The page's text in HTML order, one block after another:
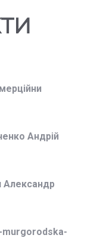
Андрій
Александр